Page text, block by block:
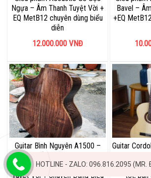
Ngựa – Âm Thanh Tuyệt Vời +
EQ MetB12 chuyên dùng biểu
diễn
12.000.000 VNĐ
Bavel –
+EQ
Guitar Bình Nguyên A1500 –
Siêu phẩm Guitar Acoustic
Cẩm Ấn Chọn Lọc – Âm Thanh
Tuyệt Vời + Chuyên Dùng Biểu
Guitar
Thùng
Nâng Cấp
tốt,
HOTLINE - ZALO: 096.816.2095 (MR.